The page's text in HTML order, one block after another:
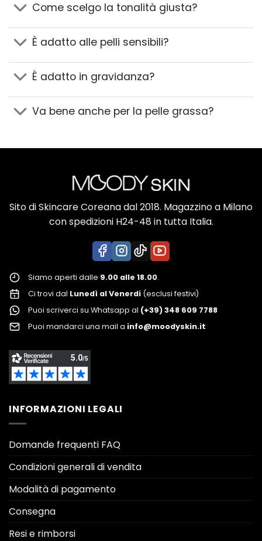
Come scelgo la tonalità giusta?
È adatto alle pelli sensibili?
È adatto in gravidanza?
Va bene anche per la pelle grassa?
Sito di Skincare Coreana dal 2018. Magazzino a Milano
con spedizioni H24-48 in tutta Italia.
Siamo aperti dalle 9.00 alle 18.00.
Ci trovi dal Lunedì al Venerdi(esclusi festivi)
Puoi scriverci su Whatsapp al (+39) 348 609 7788
Puoi mandarci una mail a info@moodyskin.it
INFORMAZIONI LEGALI
Domande frequenti FAQ
Condizioni generali di vendita
Modalità di pagamento
Consegna
Resi e rimborsi